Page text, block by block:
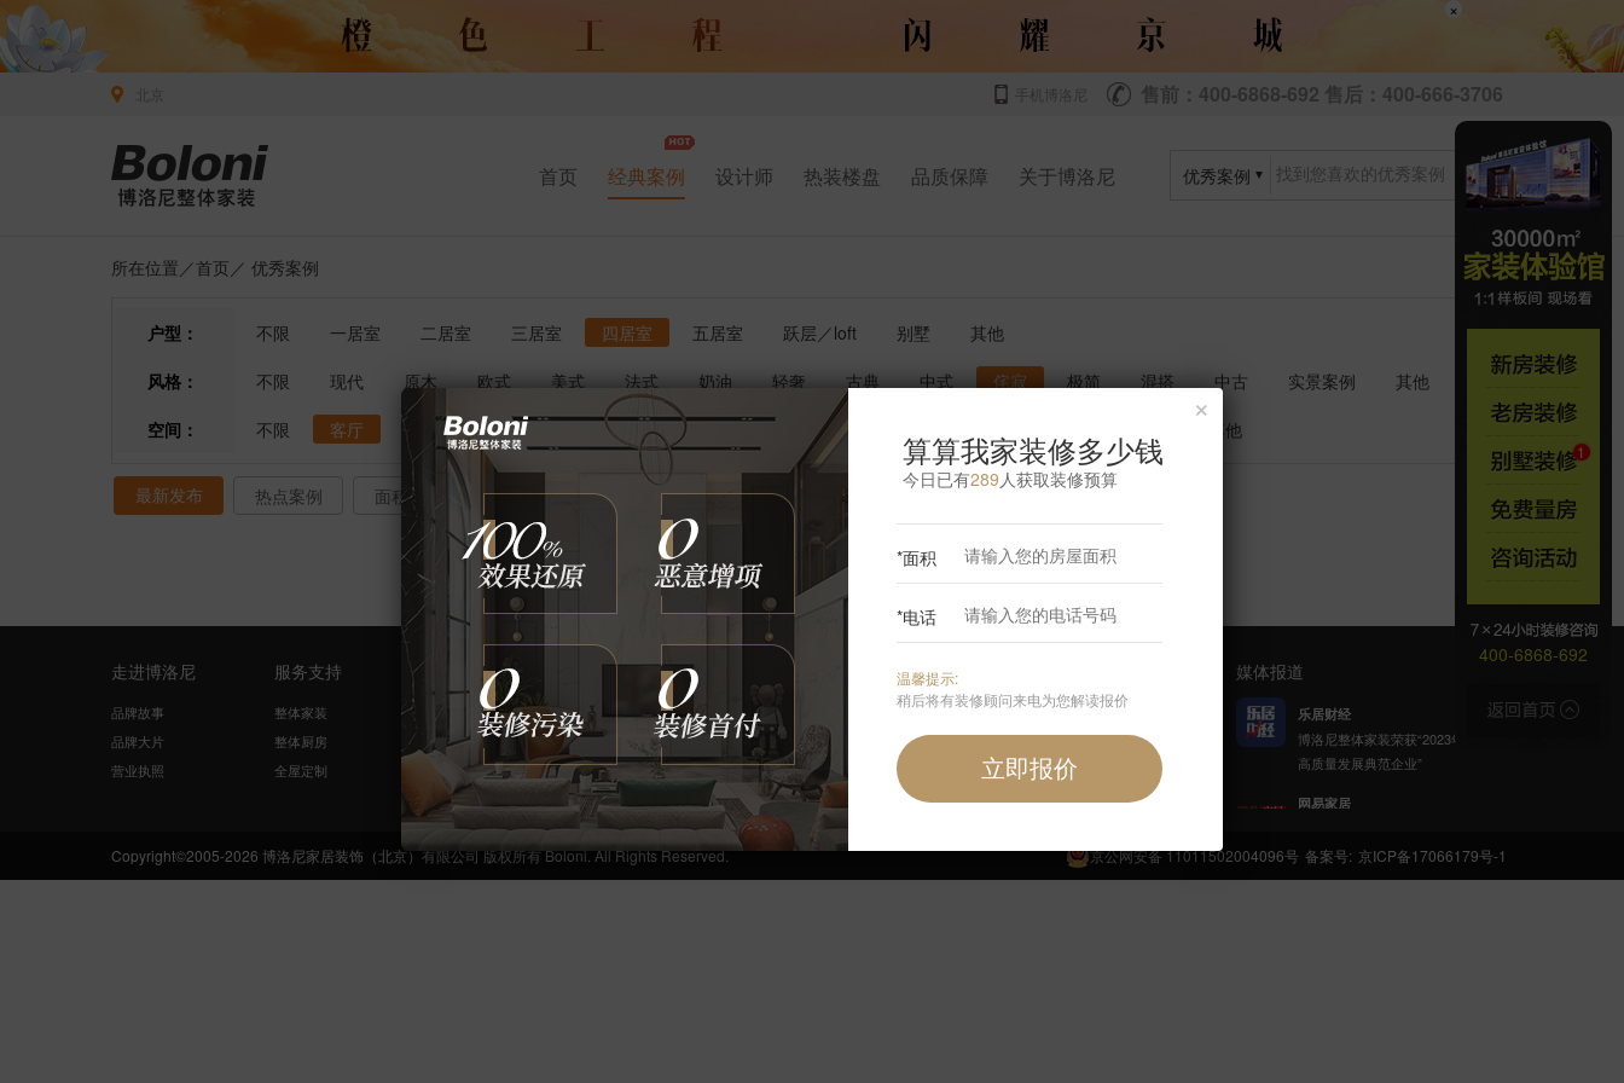
×
手机博洛尼 售前：400-6868-692 售后：400-666-3706
首页 经典案例 设计师 热装楼盘 品质保障 关于博洛尼 优秀案例
所在位置／首页 ／ 优秀案例
户型： 不限 一居室 二居室 三居室 四居室 五居室 跃层／loft 别墅
其他
风格：
不限 现代 原木 欧式 美式 法式 奶油 轻奢 古典 中式 侘寂 极简 混搭 中古 实景案例
其他
空间：
不限 客厅 卧室 厨房 庭院 儿童房 其他
最新发布 热点案例 面积排序 共 0
走进博洛尼
品牌故事
品牌大片
营业执照
服务支持
整体家装
整体厨房
全屋定制
量房设计
在线咨询
网络申请
咨询我们
400-6868-692
周一至周日 24小时免费服务热线
官方公众号
媒体报道
乐居财经
博洛尼整体家装荣获“2023年家居
高质量发展典范企业”
网易家居
呼吸计划」
Copyright©2005-2026 博洛尼家居装饰（北京）有限公司 版权所有 Boloni. All Rights Reserved. 备案号: 京ICP备17066179号-1
京公网安备 11011502004096号
400-6868-692
×
算算我家装修多少钱
今日已有289 人获取装修预算
*面积
*电话
温馨提示:
稍后将有装修顾问来电为您解读报价